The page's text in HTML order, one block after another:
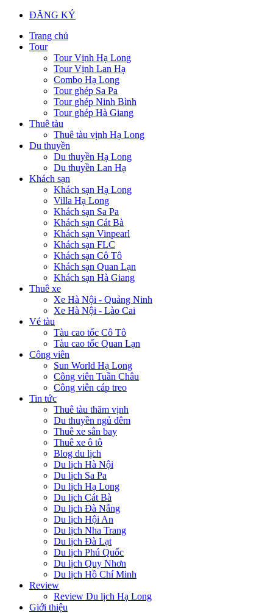
ĐĂNG KÝ
Trang chủ
Tour
Tour Vịnh Hạ Long
Tour Vịnh Lan Hạ
Combo Hạ Long
Tour ghép Sa Pa
Tour ghép Ninh Bình
Tour ghép Hà Giang
Thuê tàu
Thuê tàu vịnh Hạ Long
Du thuyền
Du thuyền Hạ Long
Du thuyền Lan Hạ
Khách sạn
Khách sạn Hạ Long
Villa Hạ Long
Khách sạn Sa Pa
Khách sạn Cát Bà
Khách sạn Vinpearl
Khách sạn FLC
Khách sạn Cô Tô
Khách sạn Quan Lạn
Khách sạn Hà Giang
Thuê xe
Xe Hà Nội - Quảng Ninh
Xe Hà Nội - Lào Cai
Vé tàu
Tàu cao tốc Cô Tô
Tàu cao tốc Quan Lạn
Công viên
Sun World Hạ Long
Công viên Tuần Châu
Công viên cáp treo
Tin tức
Thuê tàu thăm vịnh
Du thuyền ngủ đêm
Thuê xe sân bay
Thuê xe ô tô
Blog du lịch
Du lịch Hà Nội
Du lịch Sa Pa
Du lịch Hạ Long
Du lịch Cát Bà
Du lịch Đà Nẵng
Du lịch Hội An
Du lịch Nha Trang
Du lịch Đà Lạt
Du lịch Phú Quốc
Du lịch Quy Nhơn
Du lịch Hồ Chí Minh
Review
Review Du lịch Hạ Long
Giới thiệu